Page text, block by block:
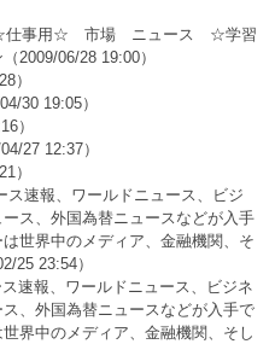
☆仕事用☆ 市場 ニュース ☆学習
（2009/06/28 19:00）
）
30 19:05）
）
04/27 12:37）
）
ス速報、ワールドニュース、ビジ
ス、外国為替ニュースなどが入手
世界中のメディア、金融機関、そ
25 23:54）
速報、ワールドニュース、ビジネ
、外国為替ニュースなどが入手で
界中のメディア、金融機関、そし